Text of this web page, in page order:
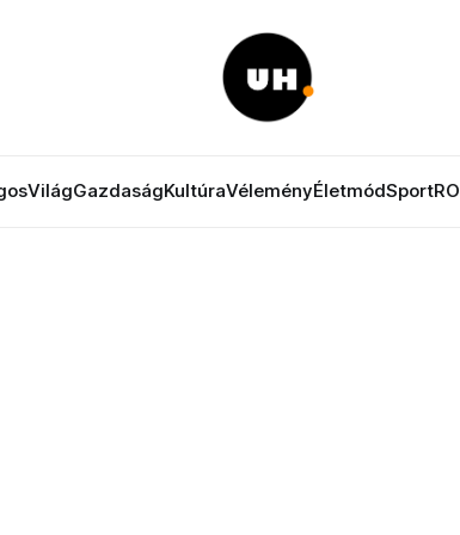
VilágGazdaságKultúraVéleményÉletmódSportRO